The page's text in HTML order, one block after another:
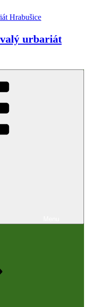
urbariát